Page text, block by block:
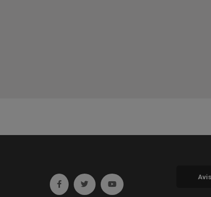
Ir a facebook (abre en ventana nueva)
Ir a twitter (abre en ventana nueva)
Ir a YouTube (abre en